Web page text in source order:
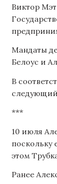
Виктор
Мандаты
Белоус и
В
следующий
***
10 июля
поскольку
этом
Ранее